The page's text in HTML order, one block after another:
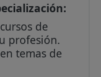
de
profesión.
temas de